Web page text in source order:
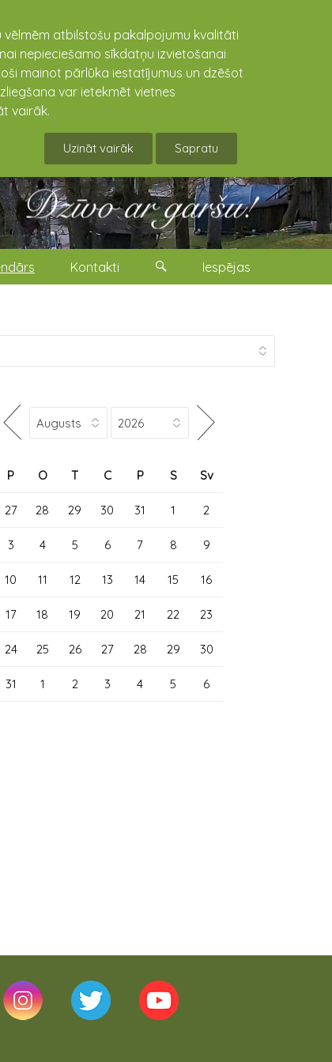
atbilstošu pakalpojumu kvalitāti
nepieciešamo sīkdatņu izvietošanai
mainot pārlūka iestatījumus un dzēšot
var ietekmēt vietnes
vairāk.
Uzināt vairāk Sapratu
Kontakti Iespējas
P O T C P S Sv
27 28 29 30 31 1 2
3 4 5 6 7 8 9
10 11 12 13 14 15 16
17 18 19 20 21 22 23
24 25 26 27 28 29 30
31 1 2 3 4 5 6